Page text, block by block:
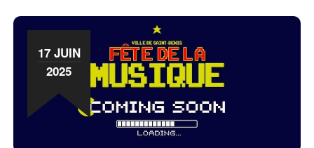
17 JUIN
2025